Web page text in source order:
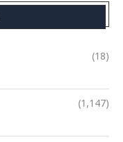
(18)
(1,147)